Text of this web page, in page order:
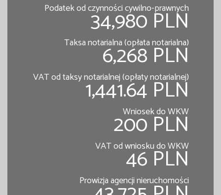
Podatek od czynności cywilno-prawnych
34,980 PLN
Taksa notarialna (opłata notarialna)
6,268 PLN
VAT od taksy notarialnej (opłaty notarialnej)
1,441.64 PLN
Wniosek do WKW
200 PLN
VAT od wniosku do WKW
46 PLN
Prowizja agencji nieruchomości